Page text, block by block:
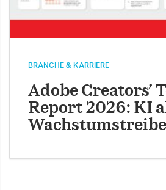
BRANCHE & KARRIERE
Adobe Creators’
Report 2026: KI